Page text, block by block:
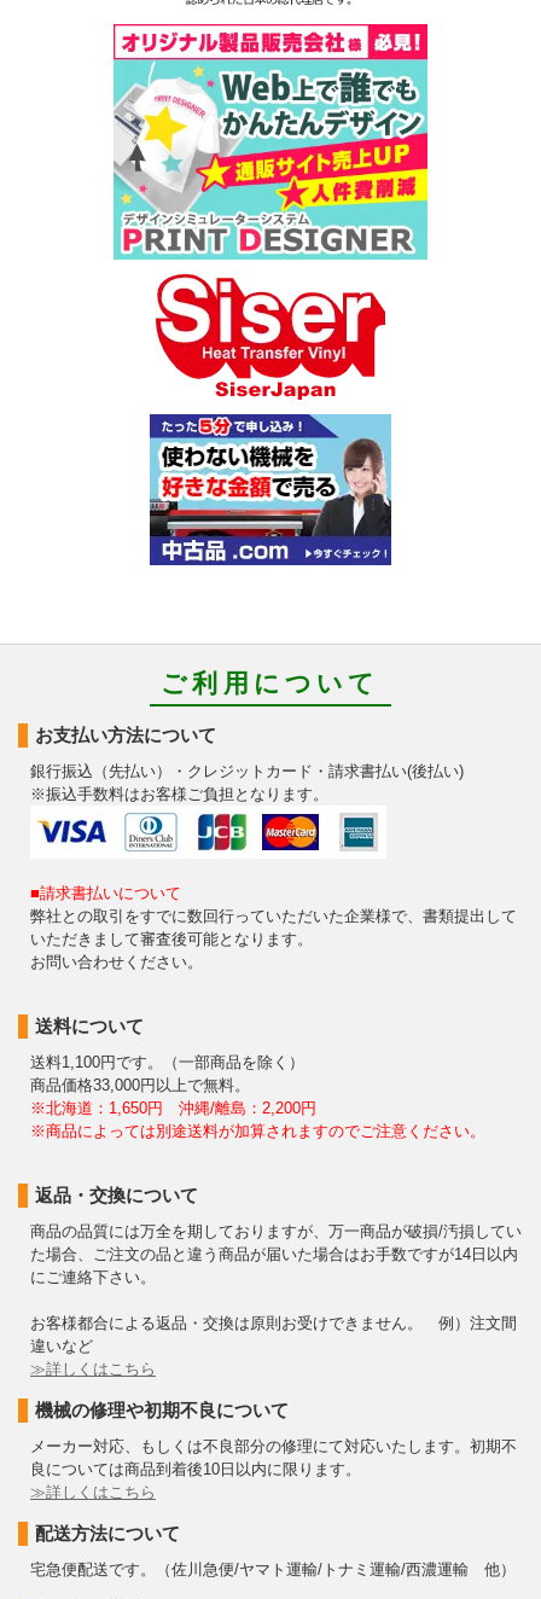
ご利用について
お支払い方法について
銀行振込（先払い）・クレジットカード・請求書払い(後払い)
※振込手数料はお客様ご負担となります。
■請求書払いについて
弊社との取引をすでに数回行っていただいた企業様で、書類提出して
いただきまして審査後可能となります。
お問い合わせください。
送料について
送料1,100円です。（一部商品を除く）
商品価格33,000円以上で無料。
※北海道：1,650円 沖縄/離島：2,200円
※商品によっては別途送料が加算されますのでご注意ください。
返品・交換について
商品の品質には万全を期しておりますが、万一商品が破損/汚損してい
た場合、ご注文の品と違う商品が届いた場合はお手数ですが14日以内
にご連絡下さい。
お客様都合による返品・交換は原則お受けできません。 例）注文間
違いなど
≫詳しくはこちら
機械の修理や初期不良について
メーカー対応、もしくは不良部分の修理にて対応いたします。初期不
良については商品到着後10日以内に限ります。
≫詳しくはこちら
配送方法について
宅急便配送です。（佐川急便/ヤマト運輸/トナミ運輸/西濃運輸 他）